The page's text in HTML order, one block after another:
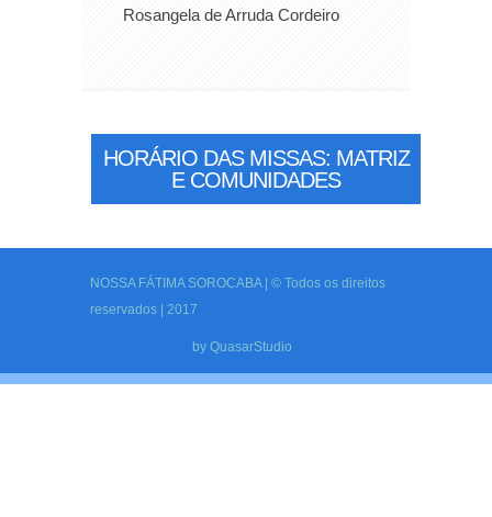
Rosangela de Arruda Cordeiro
HORÁRIO DAS MISSAS: MATRIZ
E COMUNIDADES
NOSSA FÁTIMA SOROCABA | © Todos os direitos
reservados | 2017
by QuasarStudio